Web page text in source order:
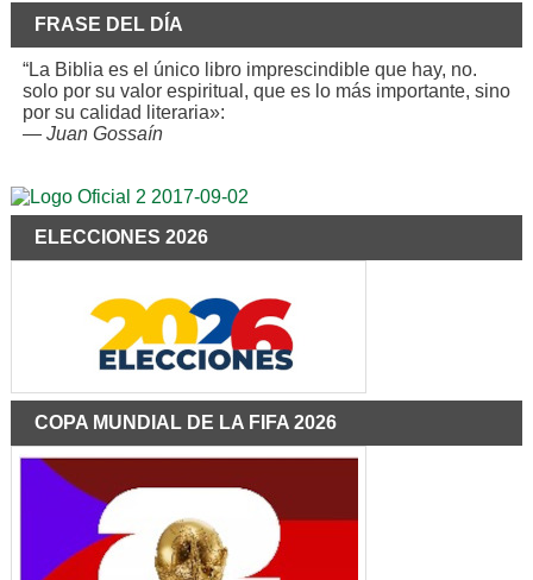
FRASE DEL DÍA
“La Biblia es el único libro imprescindible que hay, no.
solo por su valor espiritual, que es lo más importante, sino
por su calidad literaria»:
— Juan Gossaín
ELECCIONES 2026
COPA MUNDIAL DE LA FIFA 2026